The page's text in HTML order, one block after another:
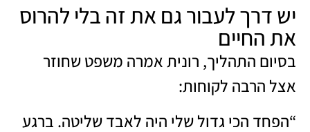
יש דרך לעבור גם את זה בלי להרוס
את החיים
בסיום התהליך, רונית אמרה משפט שחוזר
אצל הרבה לקוחות:
“הפחד הכי גדול שלי היה לאבד שליטה. ברגע